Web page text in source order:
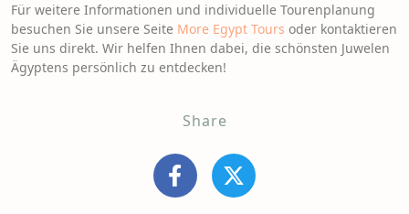
Für weitere Informationen und individuelle Tourenplanung
besuchen Sie unsere Seite More Egypt Tours oder kontaktieren
Sie uns direkt. Wir helfen Ihnen dabei, die schönsten Juwelen
Ägyptens persönlich zu entdecken!
Share